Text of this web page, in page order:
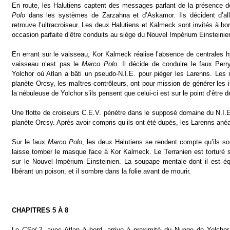
En route, les Halutiens captent des messages parlant de la présence
Polo dans les systèmes de Zarzahna et d’Askamor. Ils décident
retrouve l’ultracroiseur. Les deux Halutiens et Kalmeck sont invités à
occasion parfaite d’être conduits au siège du Nouvel Impérium
En errant sur le vaisseau, Kor Kalmeck réalise l’absence de centrales
vaisseau n’est pas leMarco Polo. Il décide de conduire le faux
Yolchor où Atlan a bâti un pseudo-N.I.E. pour piéger les Larenns.
planète Orcsy, les maîtres-contrôleurs, ont pour mission de générer les
la nébuleuse de Yolchor s’ils pensent que celui-ci est sur le point d’être
Une flotte de croiseurs C.E.V. pénètre dans le supposé domaine du
planète Orcsy. Après avoir compris qu’ils ont été dupés, les Larenns
Sur le faux Marco Polo, les deux Halutiens se rendent compte qu’ils
laisse tomber le masque face à Kor Kalmeck. Le Terranien est torturé
sur le Nouvel Impérium Einsteinien. La soupape mentale dont il est
libérant un poison, et il sombre dans la folie avant de mourir.
CHAPITRES 5 À 8